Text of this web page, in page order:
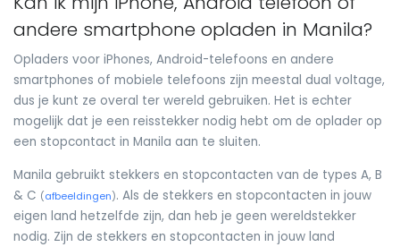
andere smartphone opladen in Manila?
Opladers voor iPhones, Android-telefoons en andere
smartphones of mobiele telefoons zijn meestal dual voltage,
dus je kunt ze overal ter wereld gebruiken. Het is echter
mogelijk dat je een reisstekker nodig hebt om de oplader op
een stopcontact in Manila aan te sluiten.
Manila gebruikt stekkers en stopcontacten van de types A, B
& C (afbeeldingen). Als de stekkers en stopcontacten in jouw
eigen land hetzelfde zijn, dan heb je geen wereldstekker
nodig. Zijn de stekkers en stopcontacten in jouw land